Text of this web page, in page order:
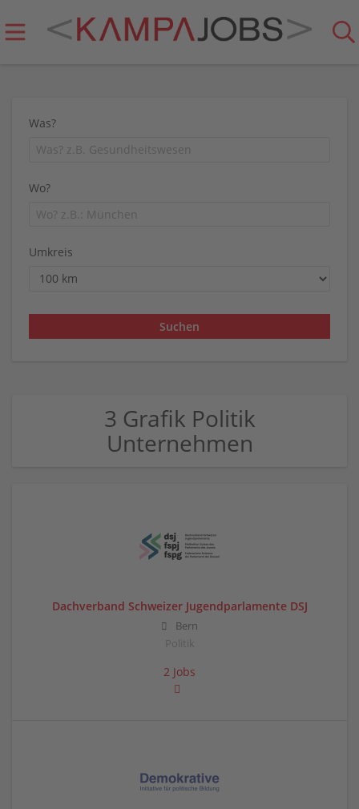
Was?
Wo?
Umkreis
3 Grafik Politik
Unternehmen
Dachverband Schweizer Jugendparlamente DSJ
Bern
Politik
2 Jobs